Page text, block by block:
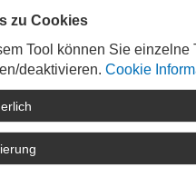
zu Cookies
Tool können Sie
deaktivieren. Cookie